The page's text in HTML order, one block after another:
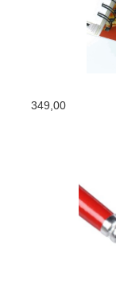
349,00